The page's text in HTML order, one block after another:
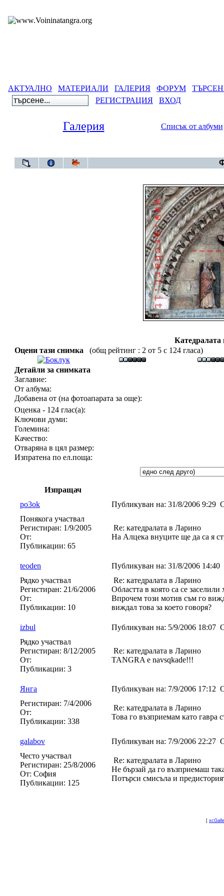
АКТУАЛНО МАТЕРИАЛИ ГАЛЕРИЯ ФОРУМ
РЕГИСТРАЦИЯ
ВХОД
Галерия Списък от албуми
Оцени тази снимка
(общ рейтинг : 2 от 5 с 124 гласа)
Детайли за снимката
Заглавие:
От албума:
Добавена от (на фотоапарата за още):
Оценка - 124 глас(а):
Ключови думи:
Големина:
Качество:
Отваряна в цял размер:
Изпратена по ел.поща:
Изпращач
po3ok
Публикуван на: 31/8/2006 9:29
Понякога участвал
Регистиран: 1/9/2005
От:
Публикации: 65
Re: катедралата в Ларино
На Алцека внуците ще да са я
teoden Публикуван на: 31/8/2006 14:40
Рядко участвал
Регистиран: 21/6/2006
От:
Публикации: 10
Re: катедралата в Ларино
Областта в която са се
Впрочем този мотив съм го
виждал това за което говоря?
izbul Публикуван на: 5/9/2006 18:07
Рядко участвал
Регистиран: 8/12/2005
От:
Публикации: 3
Re: катедралата в Ларино
TANGRA e navsqkade!!!
Янга Публикуван на: 7/9/2006 17:12
Регистиран: 7/4/2006
От:
Публикации: 338
Re: катедралата в Ларино
Това го възприемам като гавра
galabov Публикуван на: 7/9/2006 22:27
Често участвал
Регистиран: 25/8/2006
От: София
Публикации: 125
Re: катедралата в Ларино
Не бързай да го възприемаш
Потърси смисъла и
[